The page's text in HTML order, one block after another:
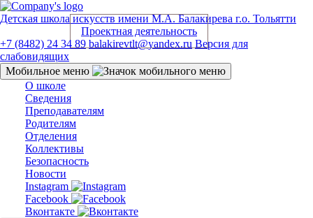
Детская школа искусствимени М.А. Балакирева г.о. Тольятти
Проектная деятельность
+7 (8482) 24 34 89 balakirevtlt@yandex.ru Версия для
слабовидящих
Мобильное меню
О школе
Сведения
Преподавателям
Родителям
Отделения
Коллективы
Безопасность
Новости
Instagram
Facebook
Вконтакте